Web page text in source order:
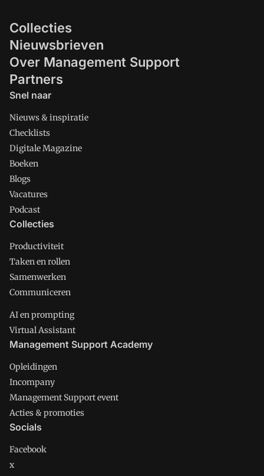
Collecties
Nieuwsbrieven
Over Management Support
Partners
Snel naar
Nieuws & inspiratie
Checklists
Digitale Magazine
Boeken
Blogs
Vacatures
Podcast
Collecties
Productiviteit
Taken en rollen
Samenwerken
Communiceren
AI en prompting
Virtual Assistant
Management Support Academy
Opleidingen
Incompany
Management Support event
Acties & promoties
Socials
Facebook
x